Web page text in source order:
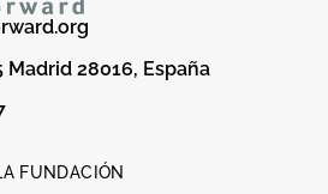
Madrid 28016, España
FUNDACIÓN